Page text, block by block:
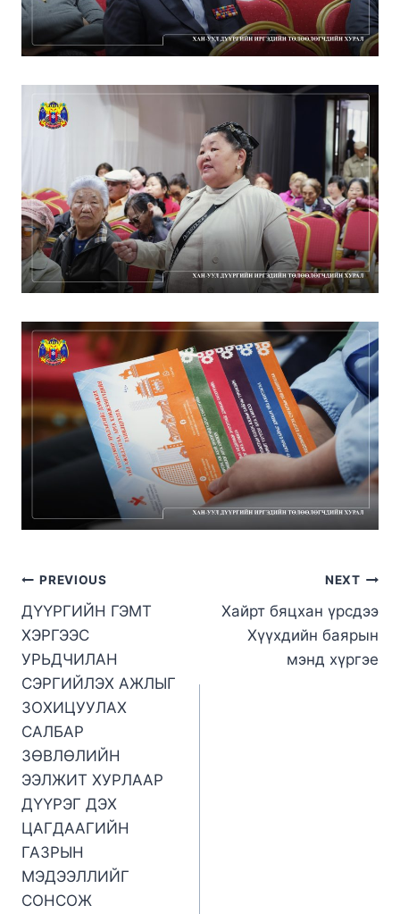
PREVIOUS
ДҮҮРГИЙН ГЭМТ
ХЭРГЭЭС
УРЬДЧИЛАН
СЭРГИЙЛЭХ АЖЛЫГ
ЗОХИЦУУЛАХ
САЛБАР
ЗӨВЛӨЛИЙН
ЭЭЛЖИТ ХУРЛААР
ДҮҮРЭГ ДЭХ
ЦАГДААГИЙН
ГАЗРЫН
МЭДЭЭЛЛИЙГ
СОНСОЖ
NEXT
Хайрт бяцхан үрсдээ
Хүүхдийн баярын
мэнд хүргэе